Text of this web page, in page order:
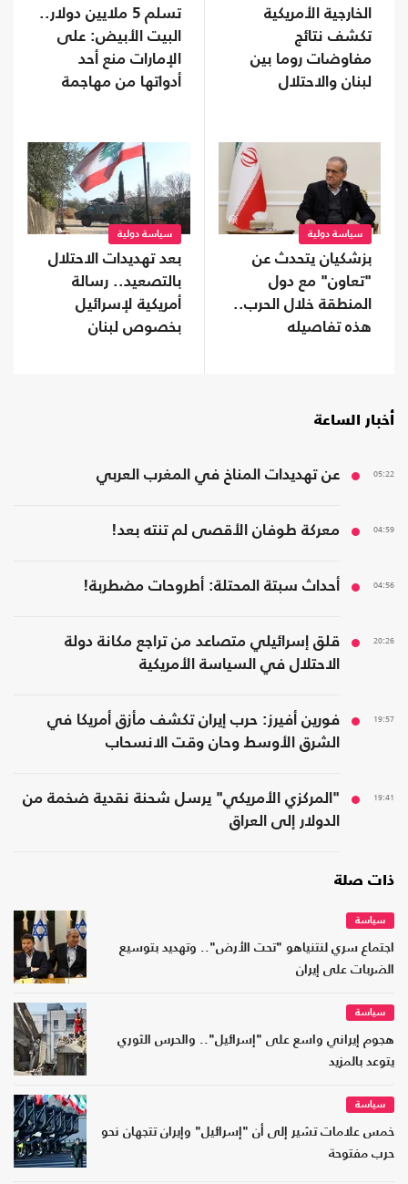
الخارجية الأمريكية
تكشف نتائج
مفاوضات روما بين
لبنان والاحتلال
تسلم 5 ملايين دولار..
البيت الأبيض: على
الإمارات منع أحد
أدواتها من مهاجمة
سياسة دولية
بزشكيان يتحدث عن
"تعاون" مع دول
المنطقة خلال الحرب..
هذه تفاصيله
سياسة دولية
بعد تهديدات الاحتلال
بالتصعيد.. رسالة
أمريكية لإسرائيل
بخصوص لبنان
أخبار الساعة
05:22 عن تهديدات المناخ في المغرب العربي
04:59 معركة طوفان الأقصى لم تنته بعد!
04:56 أحداث سبتة المحتلة: أطروحات مضطربة!
20:26
قلق إسرائيلي متصاعد من تراجع مكانة دولة
الاحتلال في السياسة الأمريكية
19:57
فورين أفيرز: حرب إيران تكشف مأزق أمريكا في
الشرق الأوسط وحان وقت الانسحاب
19:41
"المركزي الأمريكي" يرسل شحنة نقدية ضخمة من
الدولار إلى العراق
ذات صلة
سياسة
اجتماع سري لنتنياهو "تحت الأرض".. وتهديد بتوسيع
الضربات على إيران
سياسة
هجوم إيراني واسع على "إسرائيل".. والحرس الثوري
يتوعد بالمزيد
سياسة
خمس علامات تشير إلى أن "إسرائيل" وإيران تتجهان نحو
حرب مفتوحة